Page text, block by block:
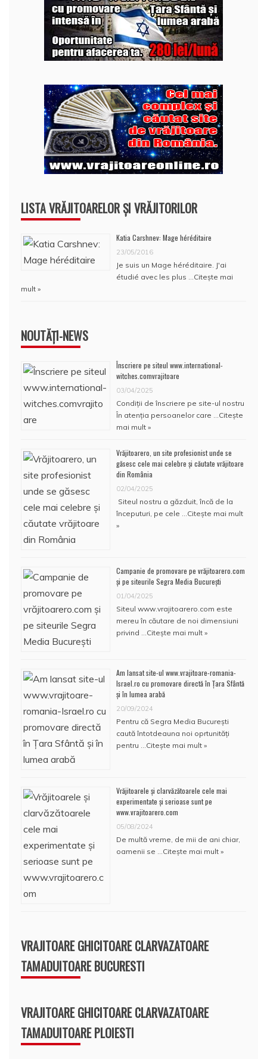
LISTA VRĂJITOARELOR ȘI VRĂJITORILOR
Katia Carshnev: Mage héréditaire
23/05/2016
Je suis un Mage héréditaire. J'ai
étudié avec les plus … Citește mai
mult »
NOUTĂȚI-NEWS
Înscriere pe siteul www.international-
witches.comvrajitoare
03/04/2025
Condiţii de înscriere pe site-ul nostru
În atenţia persoanelor care … Citește
mai mult »
Vrăjitoarero, un site profesionist unde se
găsesc cele mai celebre și căutate vrăjitoare
din România
02/04/2025
Siteul nostru a găzduit, încă de la
începuturi, pe cele … Citește mai mult
»
Campanie de promovare pe vrăjitoarero.com
și pe siteurile Segra Media București
01/04/2025
Siteul www.vrajitoarero.com este
mereu în căutare de noi dimensiuni
privind … Citește mai mult »
Am lansat site-ul www.vrajitoare-romania-
Israel.ro cu promovare directă în Țara Sfântă
și în lumea arabă
20/09/2024
Pentru că Segra Media București
caută întotdeauna noi oprtunități
pentru … Citește mai mult »
Vrăjitoarele și clarvăzătoarele cele mai
experimentate și serioase sunt pe
www.vrajitoarero.com
05/08/2024
De multă vreme, de mii de ani chiar,
oamenii se … Citește mai mult »
VRAJITOARE GHICITOARE CLARVAZATOARE
TAMADUITOARE BUCURESTI
VRAJITOARE GHICITOARE CLARVAZATOARE
TAMADUITOARE PLOIESTI